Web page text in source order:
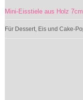
Mini-Eisstiele aus Holz
Für Dessert, Eis und Cake-